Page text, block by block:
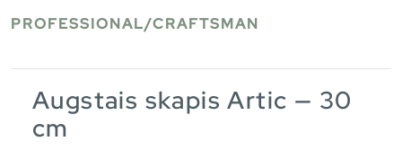
PROFESSIONAL/CRAFTSMAN
Augstais skapis Artic — 30
cm